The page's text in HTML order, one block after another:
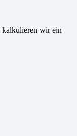
kalkulieren wir ein